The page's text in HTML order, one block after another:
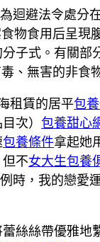
迴避法令處分
物食用后呈現
子式。有關部
、無害的非食
租賃的居平包
次）包養甜心
包養條件拿起她
不女大生包養
時，我的戀愛
絲絲帶優雅地